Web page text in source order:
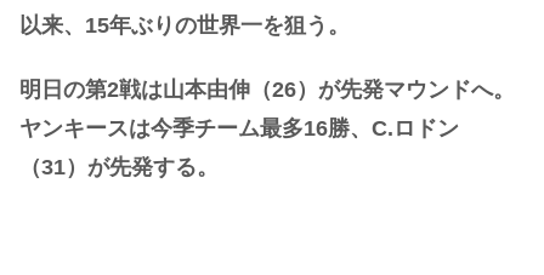
以来、15年ぶりの世界一を狙う。
明日の第2戦は山本由伸（26）が先発マウンドへ。
ヤンキースは今季チーム最多16勝、C.ロドン
（31）が先発する。